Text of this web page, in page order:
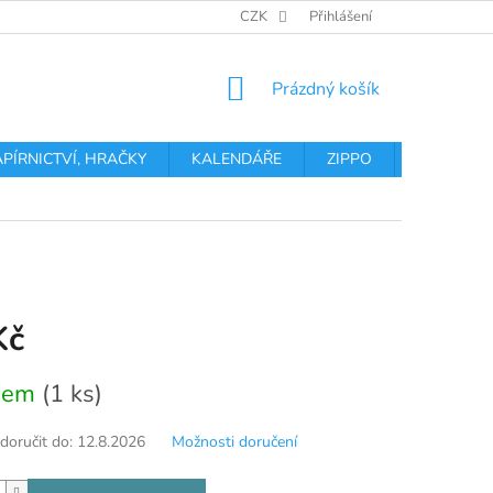
PODMÍNKY OCHRANY OSOBNÍCH
CZK Přihlášení
NÁKUPNÍ
Prázdný košík
HRAČKY KALENDÁŘE ZIPPO
(1 ks)
do: 12.8.2026 Možnosti doručení